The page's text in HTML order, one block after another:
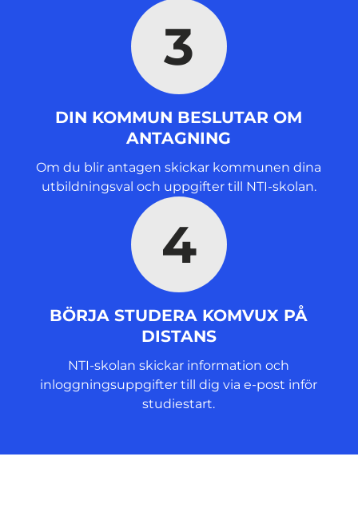
3
DIN KOMMUN BESLUTAR OM
ANTAGNING
Om du blir antagen skickar kommunen dina
utbildningsval och uppgifter till NTI-skolan.
4
BÖRJA STUDERA KOMVUX PÅ
DISTANS
NTI-skolan skickar information och
inloggningsuppgifter till dig via e-post inför
studiestart.